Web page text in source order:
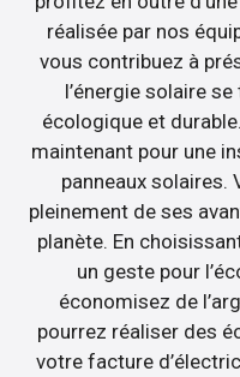
réalisée par nos
vous contribuez à
l’énergie solaire
écologique et
maintenant pour une
panneaux
pleinement de ses
planète. En
un geste pour
économisez de
pourrez réaliser des
votre facture